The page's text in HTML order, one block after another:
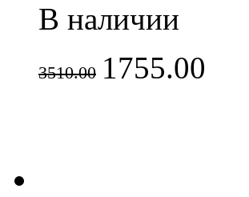
В наличии
3510.00 1755.00